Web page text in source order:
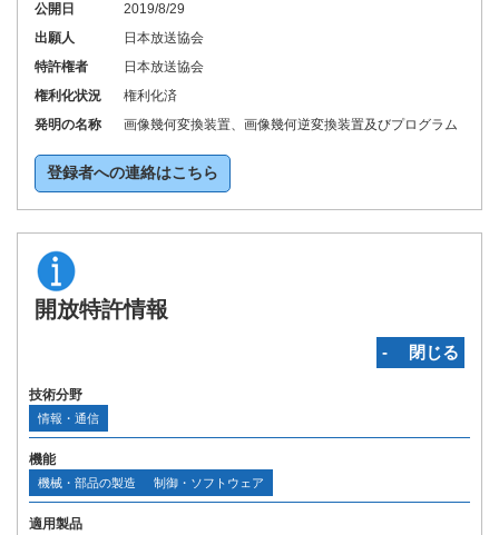
公開日
2019/8/29
出願人
日本放送協会
特許権者
日本放送協会
権利化状況
権利化済
発明の名称
画像幾何変換装置、画像幾何逆変換装置及びプログラム
登録者への連絡はこちら
開放特許情報
‐ 閉じる
技術分野
情報・通信
機能
機械・部品の製造 制御・ソフトウェア
適用製品